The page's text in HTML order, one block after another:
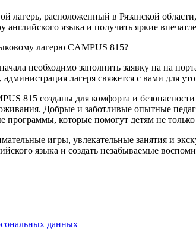
лагерь, расположенный в Рязанской
английского языка и получить яркие
лагерю CAMPUS 815?
необходимо заполнить заявку на на
лагеря свяжется с вами для
815 созданы для комфорта и
Добрые и заботливые опытные
программы, которые помогут детям не
игры, увлекательные занятия и
языка и создать незабываемые
данных